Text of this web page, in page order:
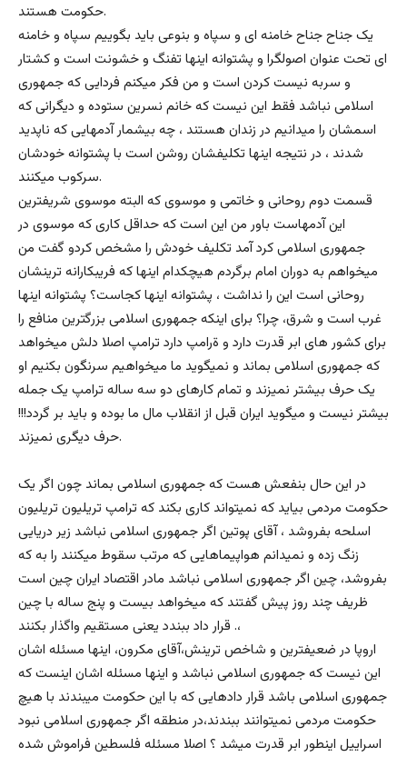
حکومت هستند.
یک جناح جناح خامنه ای و سپاه و بنوعی باید بگوییم سپاه و خامنه
ای تحت عنوان اصولگرا و پشتوانه اینها تفنگ و خشونت است و کشتار
و سربه نیست کردن است و من فکر میکنم فردایی که جمهوری
اسلامی نباشد فقط این نیست که خانم نسرین ستوده و دیگرانی که
اسمشان را میدانیم در زندان هستند ، چه بیشمار آدمهایی که ناپدید
شدند ، در نتیجه اینها تکلیفشان روشن است با پشتوانه خودشان
سرکوب میکنند.
قسمت دوم روحانی و خاتمی و موسوی که البته موسوی شریفترین
این آدمهاست باور من این است که حداقل کاری که موسوی در
جمهوری اسلامی کرد آمد تکلیف خودش را مشخص کردو گفت من
میخواهم به دوران امام برگردم هیچکدام اینها که فریبکارانه ترینشان
روحانی است این را نداشت ، پشتوانه اینها کجاست؟ پشتوانه اینها
غرب است و شرق، چرا؟ برای اینکه جمهوری اسلامی بزرگترین منافع را
برای کشور های ابر قدرت دارد و ةرامپ دارد ترامپ اصلا دلش میخواهد
که جمهوری اسلامی بماند و نمیگوید ما میخواهیم سرنگون بکنیم او
یک حرف بیشتر نمیزند و تمام کارهای دو سه ساله ترامپ یک جمله
بیشتر نیست و میگوید ایران قبل از انقلاب مال ما بوده و باید بر گردد!!!
حرف دیگری نمیزند.
در این حال بنفعش هست که جمهوری اسلامی بماند چون اگر یک
حکومت مردمی بیاید که نمیتواند کاری بکند که ترامپ تریلیون تریلیون
اسلحه بفروشد ، آقای پوتین اگر جمهوری اسلامی نباشد زیر دریایی
زنگ زده و نمیدانم هواپیماهایی که مرتب سقوط میکنند را به که
بفروشد، چین اگر جمهوری اسلامی نباشد مادر اقتصاد ایران چین است
ظریف چند روز پیش گفتند که میخواهد بیست و پنج ساله با چین
قرار داد ببندد یعنی مستقیم واگذار بکنند .،
اروپا در ضعیفترین و شاخص ترینش،آقای مکرون، اینها مسئله اشان
این نیست که جمهوری اسلامی نباشد و اینها مسئله اشان اینست که
جمهوری اسلامی باشد قرار دادهایی که با این حکومت میبندند با هیچ
حکومت مردمی نمیتوانند ببندند،در منطقه اگر جمهوری اسلامی نبود
اسراییل اینطور ابر قدرت میشد ؟ اصلا مسئله فلسطین فراموش شده